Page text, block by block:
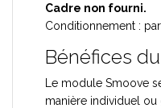
Cadre non fourni.
Conditionnement : par
Bénéfices
Le module Smoove
manière individuel